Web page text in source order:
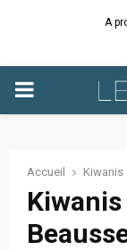
A
PRIMARY
Accueil Kiwanis